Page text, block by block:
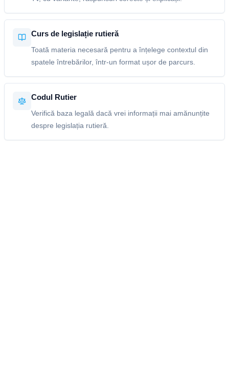
Curs de legislație rutieră
Toată materia necesară pentru a înțelege contextul din
spatele întrebărilor, într-un format ușor de parcurs.
Codul Rutier
Verifică baza legală dacă vrei informații mai amănunțite
despre legislația rutieră.